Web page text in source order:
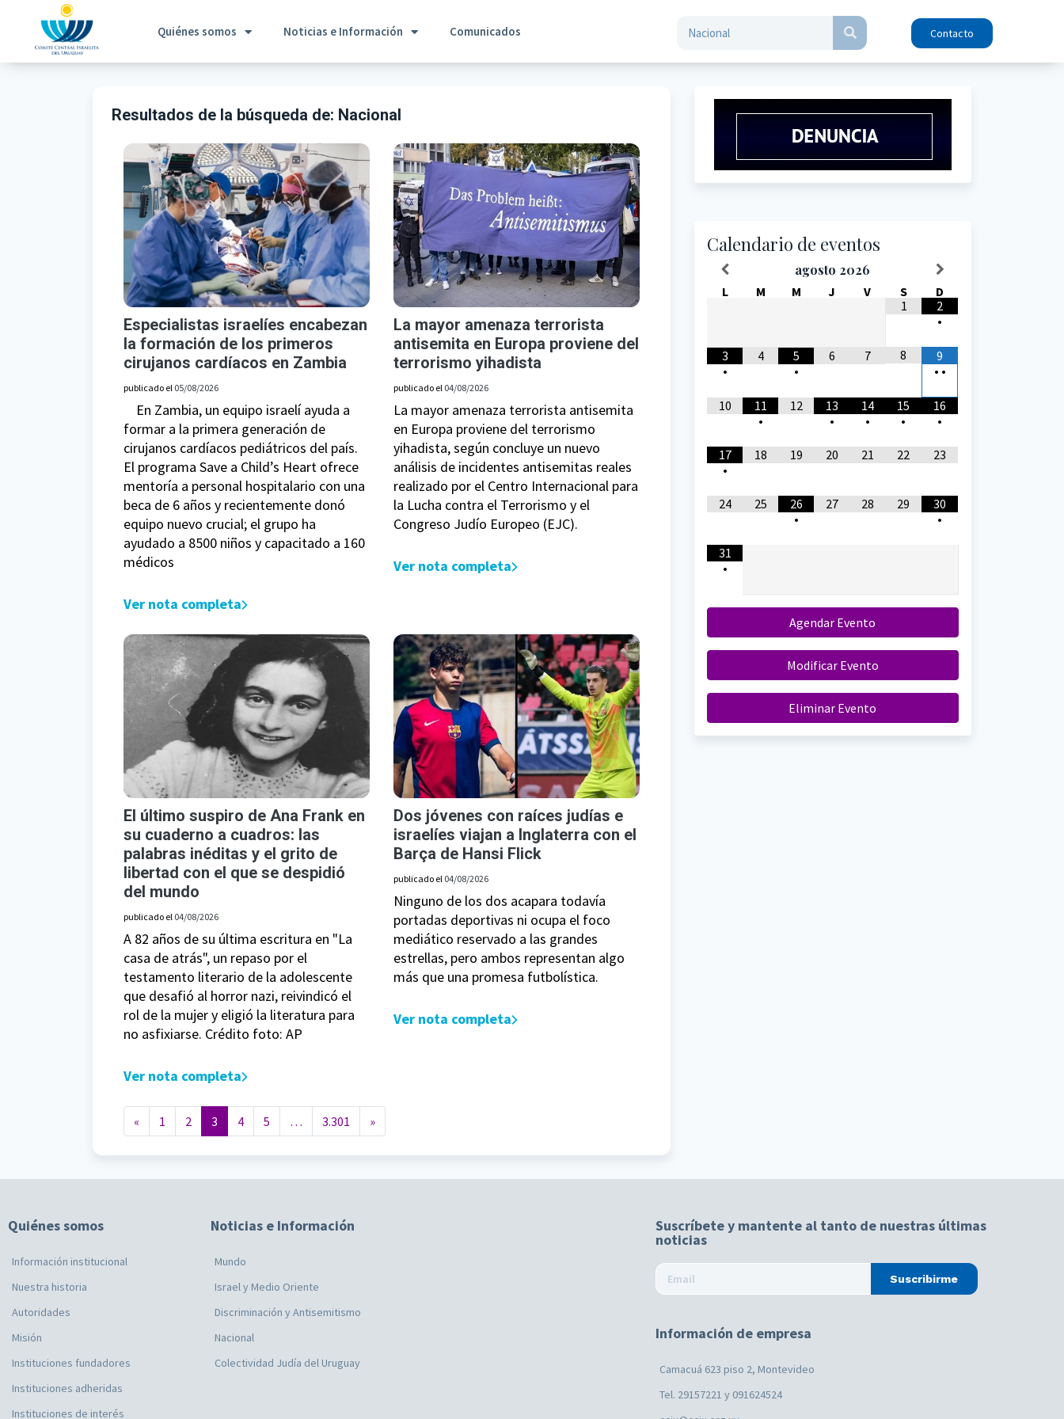
Quiénes somos Noticias e Información Comunicados Contacto
Resultados de la búsqueda de: Nacional
Especialistas israelíes encabezan
la formación de los primeros
cirujanos cardíacos en Zambia
publicado el 05/08/2026
En Zambia, un equipo israelí ayuda a
formar a la primera generación de
cirujanos cardíacos pediátricos del país.
El programa Save a Child’s Heart ofrece
mentoría a personal hospitalario con una
beca de 6 años y recientemente donó
equipo nuevo crucial; el grupo ha
ayudado a 8500 niños y capacitado a 160
médicos
Ver nota completa
La mayor amenaza terrorista
antisemita en Europa proviene del
terrorismo yihadista
publicado el 04/08/2026
La mayor amenaza terrorista antisemita
en Europa proviene del terrorismo
yihadista, según concluye un nuevo
análisis de incidentes antisemitas reales
realizado por el Centro Internacional para
la Lucha contra el Terrorismo y el
Congreso Judío Europeo (EJC).
Ver nota completa
El último suspiro de Ana Frank en
su cuaderno a cuadros: las
palabras inéditas y el grito de
libertad con el que se despidió
del mundo
publicado el 04/08/2026
A 82 años de su última escritura en "La
casa de atrás", un repaso por el
testamento literario de la adolescente
que desafió al horror nazi, reivindicó el
rol de la mujer y eligió la literatura para
no asfixiarse. Crédito foto: AP
Ver nota completa
Dos jóvenes con raíces judías e
israelíes viajan a Inglaterra con el
Barça de Hansi Flick
publicado el 04/08/2026
Ninguno de los dos acapara todavía
portadas deportivas ni ocupa el foco
mediático reservado a las grandes
estrellas, pero ambos representan algo
más que una promesa futbolística.
Ver nota completa
Navegación de entradas
« 1 2 3 4 5 … 3.301 »
Calendario de eventos
agosto 2026
L M M J V S
D
1
2
•
3
•
4
5
•
6 7 8
9
• •
10
11
•
12
13
•
14
•
15
•
16
•
17
•
18 19 20 21 22 23
24 25
26
•
27 28 29
30
•
31
•
Agendar Evento
Modificar Evento
Eliminar Evento
Quiénes somos
Información institucional
Nuestra historia
Autoridades
Misión
Instituciones fundadores
Instituciones adheridas
Instituciones de interés
Noticias e Información
Mundo
Israel y Medio Oriente
Discriminación y Antisemitismo
Nacional
Colectividad Judía del Uruguay
Suscríbete y mantente al tanto de nuestras últimas
noticias
Suscribirme
Información de empresa
Camacuá 623 piso 2, Montevideo
Tel. 29157221 y 091624524